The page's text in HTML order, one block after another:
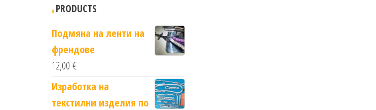
PRODUCTS
Подмяна на ленти на
френдове
12,00 €
Изработка на
текстилни изделия по